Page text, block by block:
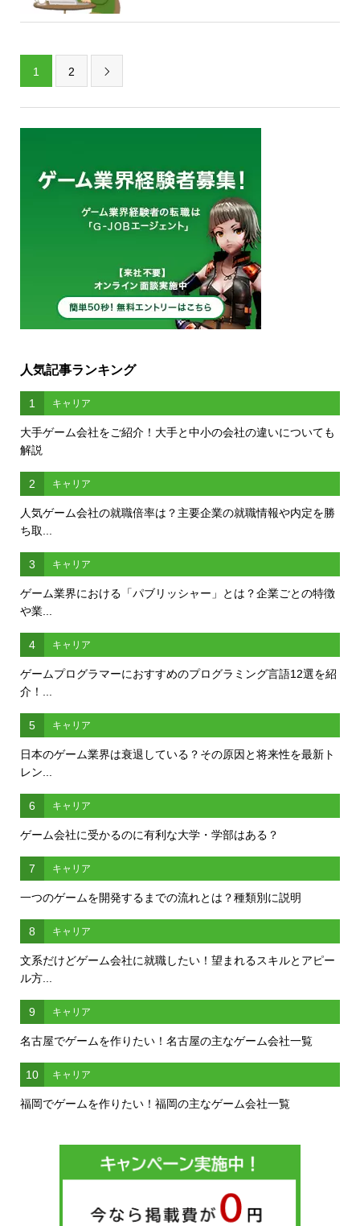
1 2 
人気記事ランキング
1 キャリア
大手ゲーム会社をご紹介！大手と中小の会社の違いについても
解説
2 キャリア
人気ゲーム会社の就職倍率は？主要企業の就職情報や内定を勝
ち取...
3 キャリア
ゲーム業界における「パブリッシャー」とは？企業ごとの特徴
や業...
4 キャリア
ゲームプログラマーにおすすめのプログラミング言語12選を紹
介！...
5 キャリア
日本のゲーム業界は衰退している？その原因と将来性を最新ト
レン...
6 キャリア
ゲーム会社に受かるのに有利な大学・学部はある？
7 キャリア
一つのゲームを開発するまでの流れとは？種類別に説明
8 キャリア
文系だけどゲーム会社に就職したい！望まれるスキルとアピー
ル方...
9 キャリア
名古屋でゲームを作りたい！名古屋の主なゲーム会社一覧
10 キャリア
福岡でゲームを作りたい！福岡の主なゲーム会社一覧